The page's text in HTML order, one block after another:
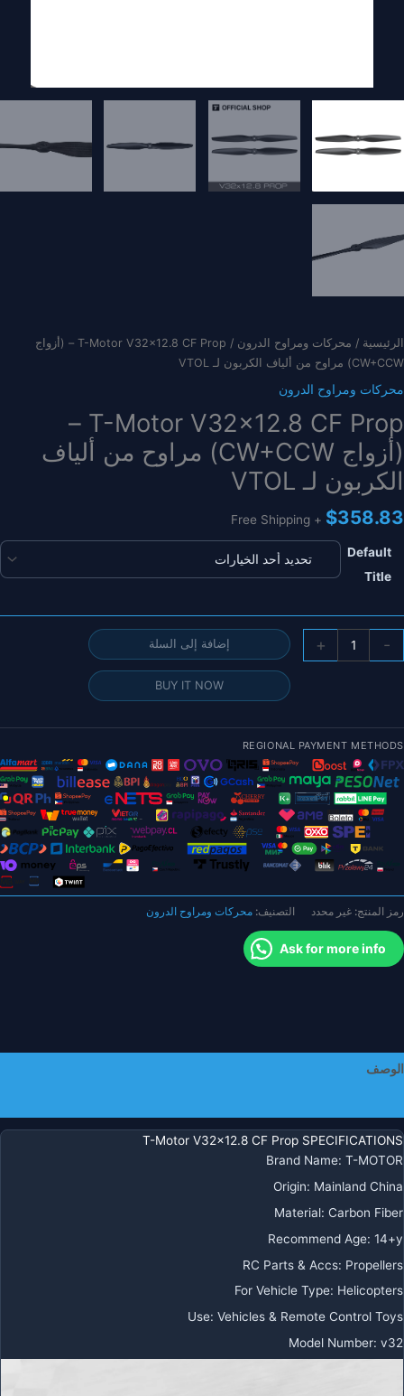
الرئيسية / محركات ومراوح الدرون
/ T-Motor V32x12.8 CF Prop – (أزواج
CW+CCW) مراوح من ألياف الكربون لـ VTOL
محركات ومراوح الدرون
T-Motor V32x12.8 CF Prop –
(أزواج CW+CCW) مراوح من ألياف
الكربون لـ VTOL
$358.83
+ Free Shipping
Default
Title
-
T-
(أزواج
CW+CCW)
مراوح
الكربون
لـ
VTOL
+ إضافة إلى السلة
BUY IT NOW
REGIONAL PAYMENT METHODS
رمز المنتج: غير محدد التصنيف: محركات ومراوح الدرون
Ask for more info
الوصف
T-Motor V32x12.8 CF Prop SPECIFICATIONS
Brand Name: T-MOTOR
Origin: Mainland China
Material: Carbon Fiber
Recommend Age: 14+y
RC Parts & Accs: Propellers
For Vehicle Type: Helicopters
Use: Vehicles & Remote Control Toys
Model Number: v32